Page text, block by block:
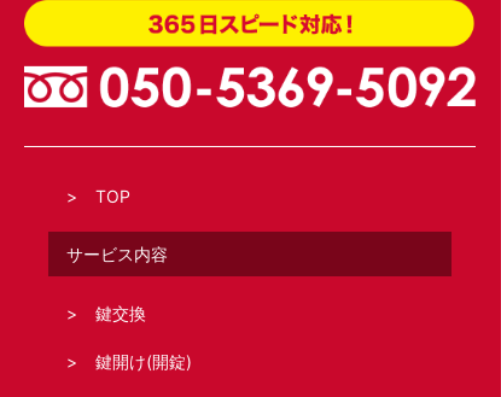
TOP
サービス内容
鍵交換
鍵開け(開錠)